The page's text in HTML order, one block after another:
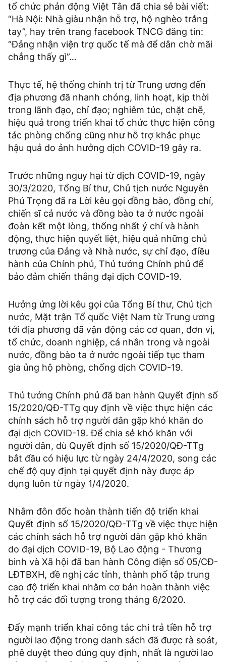
tổ chức phản động Việt Tân đã chia sẻ bài viết:
“Hà Nội: Nhà giàu nhận hỗ trợ, hộ nghèo trắng
tay”, hay trên trang facebook TNCG đăng tin:
“Đảng nhận viện trợ quốc tế mà để dân chờ mãi
chẳng thấy gì”…
Thực tế, hệ thống chính trị từ Trung ương đến
địa phương đã nhanh chóng, linh hoạt, kịp thời
trong lãnh đạo, chỉ đạo; nghiêm túc, chặt chẽ,
hiệu quả trong triển khai tổ chức thực hiện công
tác phòng chống cũng như hỗ trợ khắc phục
hậu quả do ảnh hưởng dịch COVID-19 gây ra.
Trước những nguy hại từ dịch COVID-19, ngày
30/3/2020, Tổng Bí thư, Chủ tịch nước Nguyễn
Phú Trọng đã ra Lời kêu gọi đồng bào, đồng chí,
chiến sĩ cả nước và đồng bào ta ở nước ngoài
đoàn kết một lòng, thống nhất ý chí và hành
động, thực hiện quyết liệt, hiệu quả những chủ
trương của Đảng và Nhà nước, sự chỉ đạo, điều
hành của Chính phủ, Thủ tướng Chính phủ để
bảo đảm chiến thắng đại dịch COVID-19.
Hưởng ứng lời kêu gọi của Tổng Bí thư, Chủ tịch
nước, Mặt trận Tổ quốc Việt Nam từ Trung ương
tới địa phương đã vận động các cơ quan, đơn vị,
tổ chức, doanh nghiệp, cá nhân trong và ngoài
nước, đồng bào ta ở nước ngoài tiếp tục tham
gia ủng hộ phòng, chống dịch COVID-19.
Thủ tướng Chính phủ đã ban hành Quyết định số
15/2020/QĐ-TTg quy định về việc thực hiện các
chính sách hỗ trợ người dân gặp khó khăn do
đại dịch COVID-19. Để chia sẻ khó khăn với
người dân, dù Quyết định số 15/2020/QĐ-TTg
bắt đầu có hiệu lực từ ngày 24/4/2020, song các
chế độ quy định tại quyết định này được áp
dụng luôn từ ngày 1/4/2020.
Nhằm đôn đốc hoàn thành tiến độ triển khai
Quyết định số 15/2020/QĐ-TTg về việc thực hiện
các chính sách hỗ trợ người dân gặp khó khăn
do đại dịch COVID-19, Bộ Lao động - Thương
binh và Xã hội đã ban hành Công điện số 05/CĐ-
LĐTBXH, đề nghị các tỉnh, thành phố tập trung
cao độ triển khai nhằm cơ bản hoàn thành việc
hỗ trợ các đối tượng trong tháng 6/2020.
Đẩy mạnh triển khai công tác chi trả tiền hỗ trợ
người lao động trong danh sách đã được rà soát,
phê duyệt theo đúng quy định, nhất là người lao